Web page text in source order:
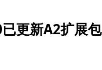
更新A2扩展包